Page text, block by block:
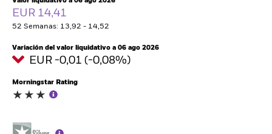
España
Change location
BlackRock
iShares
EUR 14,41
52 Semanas: 13,92 - 14,52
Variación del valor liquidativo a 06 ago 2026
EUR -0,01 (-0,08%)
Morningstar Rating